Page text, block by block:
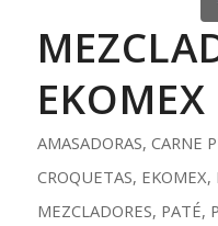
AMASADORAS, CARNE
CROQUETAS, EKOMEX,
MEZCLADORES, PATÉ,